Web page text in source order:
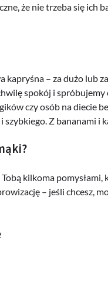
że nie trzeba się ich
– za dużo lub
spokój i spróbujemy
czy osób na diecie
Z bananami i
kilkoma
– jeśli chcesz,